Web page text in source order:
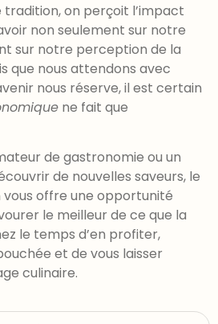
on perçoit l’impact
non seulement sur notre
sur notre perception de la
que nous attendons avec
nous réserve, il est certain
ne fait que
de gastronomie ou un
de nouvelles saveurs, le
offre une opportunité
le meilleur de ce que la
le temps d’en profiter,
et de vous laisser
culinaire.